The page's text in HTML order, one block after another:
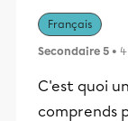
Français
Secondaire 5 •
C'est quoi
comprends